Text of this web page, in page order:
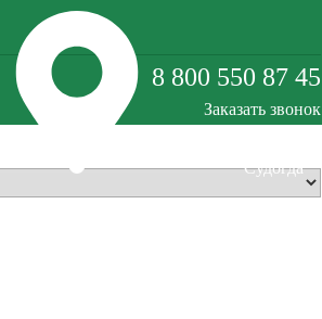
Судогда
8 800 550 87 45
Заказать звонок